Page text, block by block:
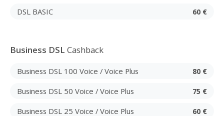
DSL BASIC 60 €
Business DSL Cashback
Business DSL 100 Voice / Voice Plus 80 €
Business DSL 50 Voice / Voice Plus 75 €
Business DSL 25 Voice / Voice Plus 60 €